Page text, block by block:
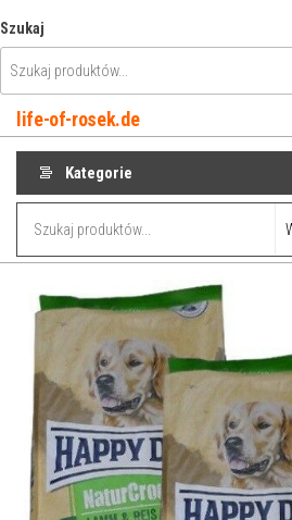
do
treści
Szukaj
life-of-rosek.de
Kategorie